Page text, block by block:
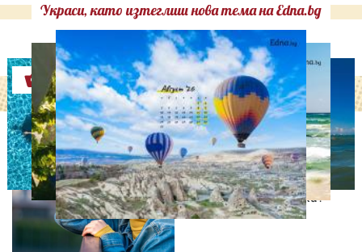
Украси, като изтеглиш нова тема на Edna.bg
Оферти
ЛЮБОПИТНО
Усещането, че “нещо
предстои” – случайност
или сигнал от мозъка?